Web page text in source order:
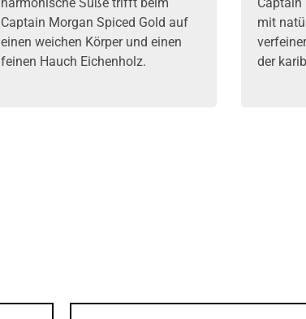
Captain Morgan Spiced Gold auf
einen weichen Körper und einen
feinen Hauch Eichenholz.
mit
der